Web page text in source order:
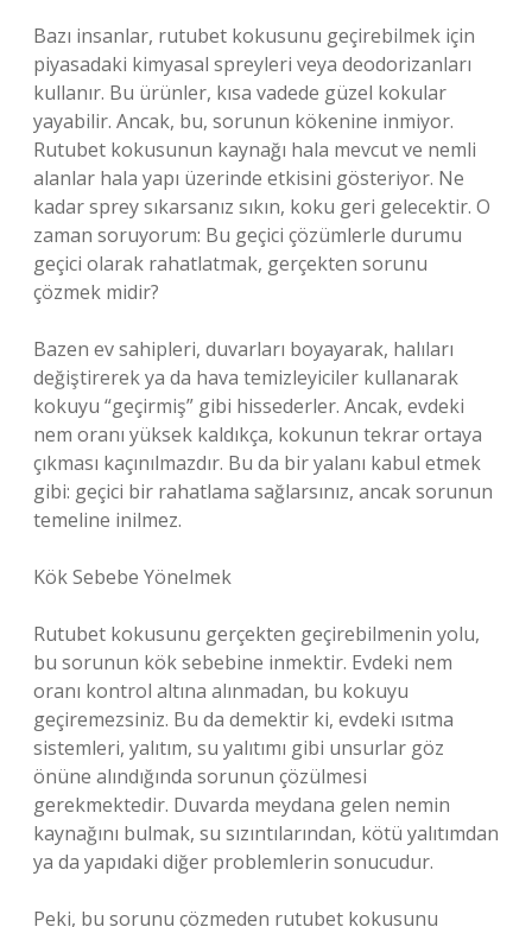
Bazı insanlar, rutubet kokusunu geçirebilmek için
piyasadaki kimyasal spreyleri veya deodorizanları
kullanır. Bu ürünler, kısa vadede güzel kokular
yayabilir. Ancak, bu, sorunun kökenine inmiyor.
Rutubet kokusunun kaynağı hala mevcut ve nemli
alanlar hala yapı üzerinde etkisini gösteriyor. Ne
kadar sprey sıkarsanız sıkın, koku geri gelecektir. O
zaman soruyorum: Bu geçici çözümlerle durumu
geçici olarak rahatlatmak, gerçekten sorunu
çözmek midir?
Bazen ev sahipleri, duvarları boyayarak, halıları
değiştirerek ya da hava temizleyiciler kullanarak
kokuyu “geçirmiş” gibi hissederler. Ancak, evdeki
nem oranı yüksek kaldıkça, kokunun tekrar ortaya
çıkması kaçınılmazdır. Bu da bir yalanı kabul etmek
gibi: geçici bir rahatlama sağlarsınız, ancak sorunun
temeline inilmez.
Kök Sebebe Yönelmek
Rutubet kokusunu gerçekten geçirebilmenin yolu,
bu sorunun kök sebebine inmektir. Evdeki nem
oranı kontrol altına alınmadan, bu kokuyu
geçiremezsiniz. Bu da demektir ki, evdeki ısıtma
sistemleri, yalıtım, su yalıtımı gibi unsurlar göz
önüne alındığında sorunun çözülmesi
gerekmektedir. Duvarda meydana gelen nemin
kaynağını bulmak, su sızıntılarından, kötü yalıtımdan
ya da yapıdaki diğer problemlerin sonucudur.
Peki, bu sorunu çözmeden rutubet kokusunu